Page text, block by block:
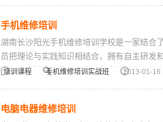
手机维修培训
湖南长沙阳光手机维修培训学校是一家结合
员把理论与实践知识相结合，拥有自主研发
常年开班授课，随到随学，包学会，而且终
培训课程 手机维修培训实战班 2013-01-16
电脑电器维修培训